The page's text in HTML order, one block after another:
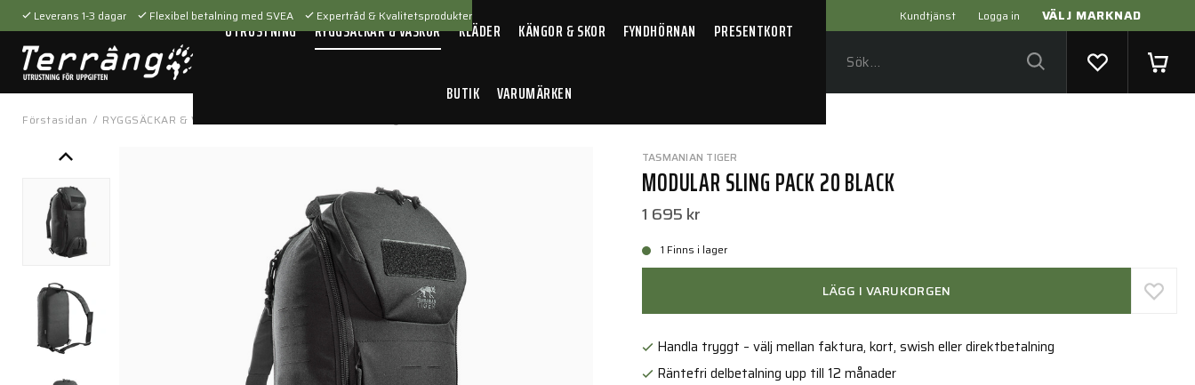
Kundtjänst Logga in VÄLJ MARKNAD
Leverans 1-3 dagar Flexibel betalning med SVEA Expertråd & Kvalitetsprodukter
UTRUSTNING RYGGSÄCKAR & VÄSKOR KLÄDER KÄNGOR & SKOR FYNDHÖRNAN PRESENTKORT
BUTIK VARUMÄRKEN
Förstasidan / RYGGSÄCKAR & VÄSKOR
TASMANIAN TIGER
MODULAR SLING PACK 20 BLACK
1 695 kr
1 Finns i lager
LÄGG I VARUKORGEN
Handla tryggt – välj mellan faktura, kort, swish eller direktbetalning
Räntefri delbetalning upp till 12 månader